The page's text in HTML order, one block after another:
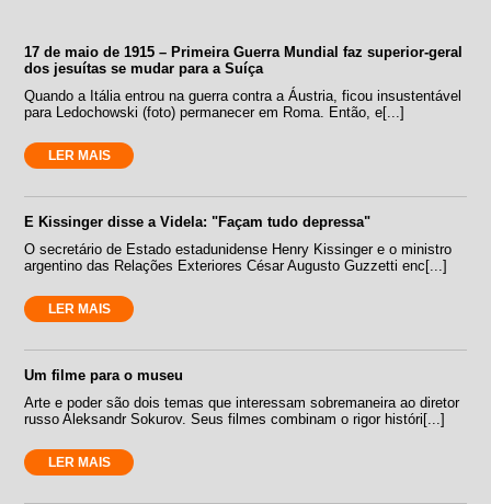
17 de maio de 1915 – Primeira Guerra Mundial faz superior-geral
dos jesuítas se mudar para a Suíça
Quando a Itália entrou na guerra contra a Áustria, ficou insustentável
para Ledochowski (foto) permanecer em Roma. Então, e[...]
LER MAIS
E Kissinger disse a Videla: "Façam tudo depressa"
O secretário de Estado estadunidense Henry Kissinger e o ministro
argentino das Relações Exteriores César Augusto Guzzetti enc[...]
LER MAIS
Um filme para o museu
Arte e poder são dois temas que interessam sobremaneira ao diretor
russo Aleksandr Sokurov. Seus filmes combinam o rigor históri[...]
LER MAIS